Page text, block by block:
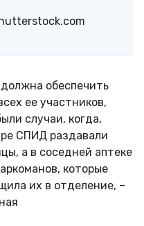
обеспечить
ее участников,
случаи, когда,
СПИД раздавали
а в соседней аптеке
которые
их в отделение, –